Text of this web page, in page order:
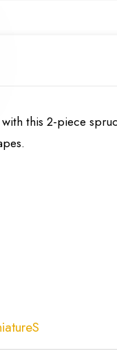
this 2-piece